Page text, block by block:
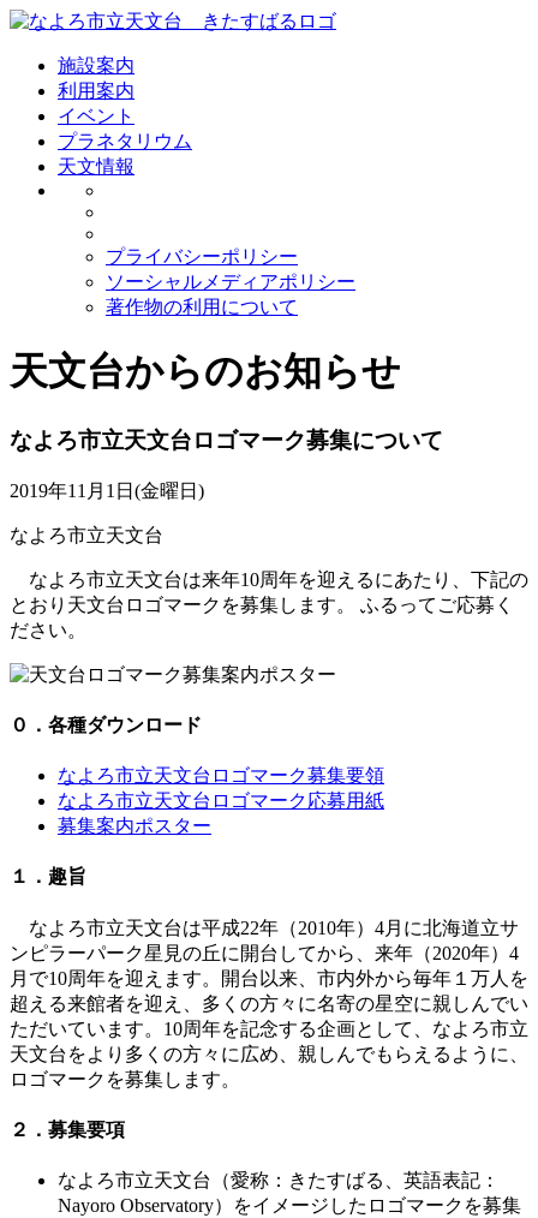
施設案内
利用案内
イベント
プラネタリウム
天文情報
プライバシーポリシー
ソーシャルメディアポリシー
著作物の利用について
天文台からのお知らせ
なよろ市立天文台ロゴマーク募集について
2019年11月1日(金曜日)
なよろ市立天文台
なよろ市立天文台は来年10周年を迎えるにあたり、下記の
とおり天文台ロゴマークを募集します。 ふるってご応募く
ださい。
０．各種ダウンロード
なよろ市⽴天⽂台ロゴマーク募集要領
なよろ市⽴天⽂台ロゴマーク応募⽤紙
募集案内ポスター
１．趣旨
なよろ市立天文台は平成22年（2010年）4月に北海道立サ
ンピラーパーク星見の丘に開台してから、来年（2020年）4
月で10周年を迎えます。開台以来、市内外から毎年１万人を
超える来館者を迎え、多くの方々に名寄の星空に親しんでい
ただいています。10周年を記念する企画として、なよろ市立
天文台をより多くの方々に広め、親しんでもらえるように、
ロゴマークを募集します。
２．募集要項
なよろ市立天文台（愛称：きたすばる、英語表記：
Nayoro Observatory）をイメージしたロゴマークを募集